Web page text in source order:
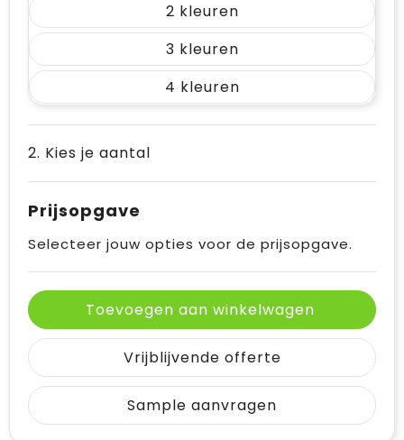
2
3
4
2. Kies je aantal
Prijsopgave
Selecteer jouw opties voor de prijsopgave.
Toevoegen aan winkelwagen
Vrijblijvende offerte
Sample aanvragen